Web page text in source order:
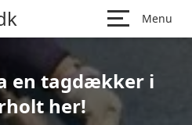
Menu
en tagdækker i
her!